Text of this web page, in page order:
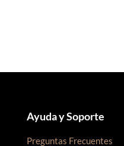
Ayuda y Soporte
Preguntas Frecuentes